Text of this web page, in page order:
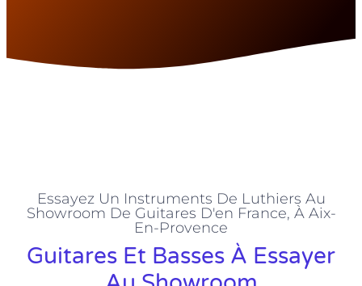
Essayez Un Instruments De Luthiers Au
Showroom De Guitares D'en France, À Aix-
En-Provence
Guitares Et Basses À Essayer